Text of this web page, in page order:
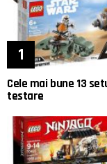
Cele mai bune 13
testare